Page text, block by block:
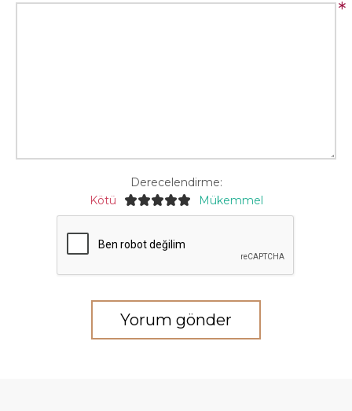
*
Derecelendirme:
Kötü
Mükemmel
Yorum gönder